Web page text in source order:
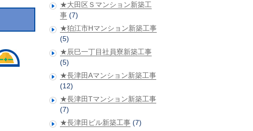
★大田区Ｓマンション新築工
事 (7)
★狛江市Hマンション新築工事
(5)
★辰巳一丁目社員寮新築工事
(5)
★長津田Aマンション新築工事
(12)
★長津田Tマンション新築工事
(7)
★長津田ビル新築工事 (7)